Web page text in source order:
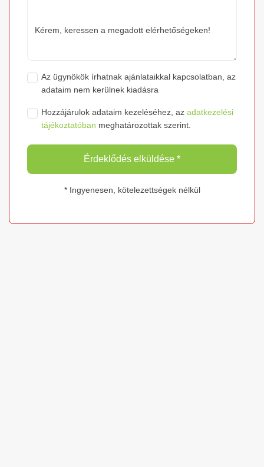
Az ügynökök írhatnak ajánlataikkal kapcsolatban, az
adataim nem kerülnek kiadásra
Hozzájárulok adataim kezeléséhez, az adatkezelési
tájékoztatóban meghatározottak szerint.
Érdeklődés elküldése *
* Ingyenesen, kötelezettségek nélkül